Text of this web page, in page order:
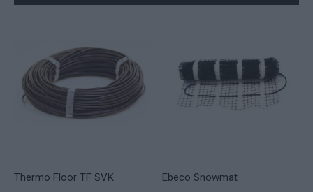
Thermo Floor TF SVK Ebeco Snowmat